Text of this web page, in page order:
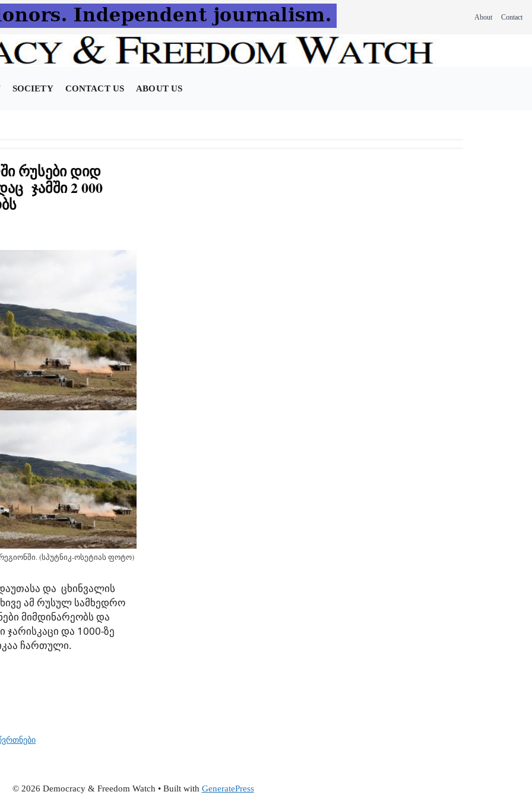
About Contact
SOCIETY CONTACT US ABOUT US
რუსები დიდ
ჯამში 2 000
(სპუტნიკ-ოსეტიას ფოტო)
და ცხინვალის
ამ რუსულ სამხედრო
მიმდინარეობს და
ჯარისკაცი და 1000-ზე
ჩართული.
© 2026 Democracy & Freedom Watch • Built with GeneratePress